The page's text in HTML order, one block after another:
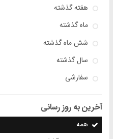
هفته گذشته
ماه گذشته
شش ماه گذشته
سال گذشته
سفارشی
آخرین به روز رسانی
همه